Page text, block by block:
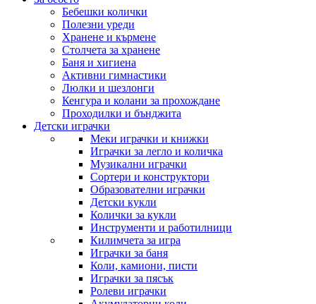
Бебешки колички
Полезни уреди
Хранене и кърмене
Столчета за хранене
Баня и хигиена
Активни гимнастики
Люлки и шезлонги
Кенгура и колани за прохождане
Проходилки и бънджита
Детски играчки
Меки играчки и книжки
Играчки за легло и количка
Музикални играчки
Сортери и конструктори
Образователни играчки
Детски кукли
Колички за кукли
Инструменти и работилници
Килимчета за игра
Играчки за баня
Коли, камиони, писти
Играчки за пясък
Ролеви играчки